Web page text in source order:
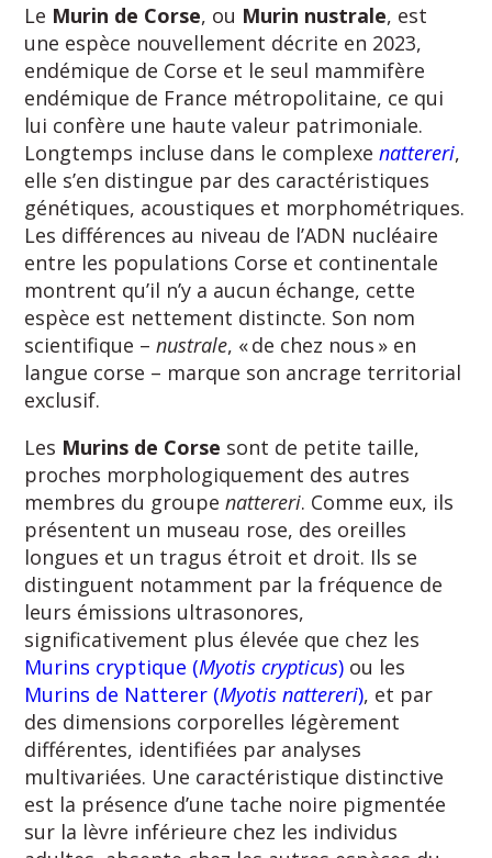
Le Murin de Corse, ou Murin nustrale, est
une espèce nouvellement décrite en 2023,
endémique de Corse et le seul mammifère
endémique de France métropolitaine, ce qui
lui confère une haute valeur patrimoniale.
Longtemps incluse dans le complexenattereri,
elle s’en distingue par des caractéristiques
génétiques, acoustiques et morphométriques.
Les différences au niveau de l’ADN nucléaire
entre les populations Corse et continentale
montrent qu’il n’y a aucun échange, cette
espèce est nettement distincte. Son nom
scientifique –nustrale, « de chez nous » en
langue corse – marque son ancrage territorial
exclusif.
Les Murins de Corse sont de petite taille,
proches morphologiquement des autres
membres du groupenattereri. Comme eux, ils
présentent un museau rose, des oreilles
longues et un tragus étroit et droit. Ils se
distinguent notamment par la fréquence de
leurs émissions ultrasonores,
significativement plus élevée que chez les
Murins cryptique (Myotis crypticus) ou les
Murins de Natterer (Myotis nattereri), et par
des dimensions corporelles légèrement
différentes, identifiées par analyses
multivariées. Une caractéristique distinctive
est la présence d’une tache noire pigmentée
sur la lèvre inférieure chez les individus